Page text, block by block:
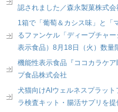
認されました／森永製菓株式会
1箱で「葡萄＆カシス味」と「
るファンケル「ディープチャ
表示食品）8月18日（火）数量
機能性表示食品『ココカラケ
プ食品株式会社
犬猫向けAIウェルネスプラッ
ラ検査キット・腸活サプリを